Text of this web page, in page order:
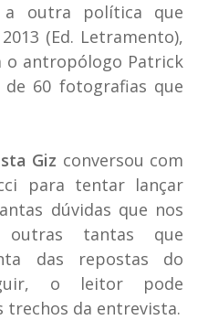
a outra política que
(Ed. Letramento),
antropólogo Patrick
60 fotografias que
Giz conversou com
para tentar lançar
dúvidas que nos
tantas que
das repostas do
o leitor pode
trechos da entrevista.